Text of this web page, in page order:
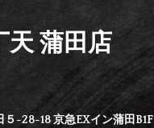
天 蒲田店
５-28-18 京急EXイン蒲田B1F